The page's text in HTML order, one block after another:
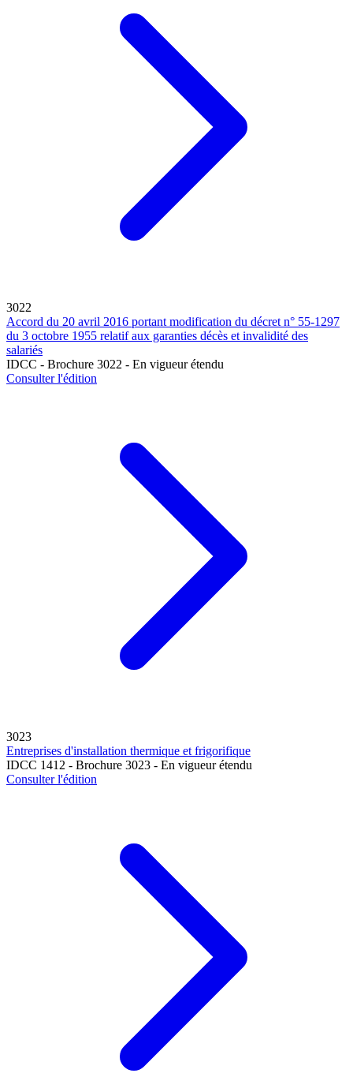
3022
Accord du 20 avril 2016 portant modification du décret n° 55-1297
du 3 octobre 1955 relatif aux garanties décès et invalidité des
salariés
IDCC - Brochure 3022 - En vigueur étendu
Consulter l'édition
3023
Entreprises d'installation thermique et frigorifique
IDCC 1412 - Brochure 3023 - En vigueur étendu
Consulter l'édition